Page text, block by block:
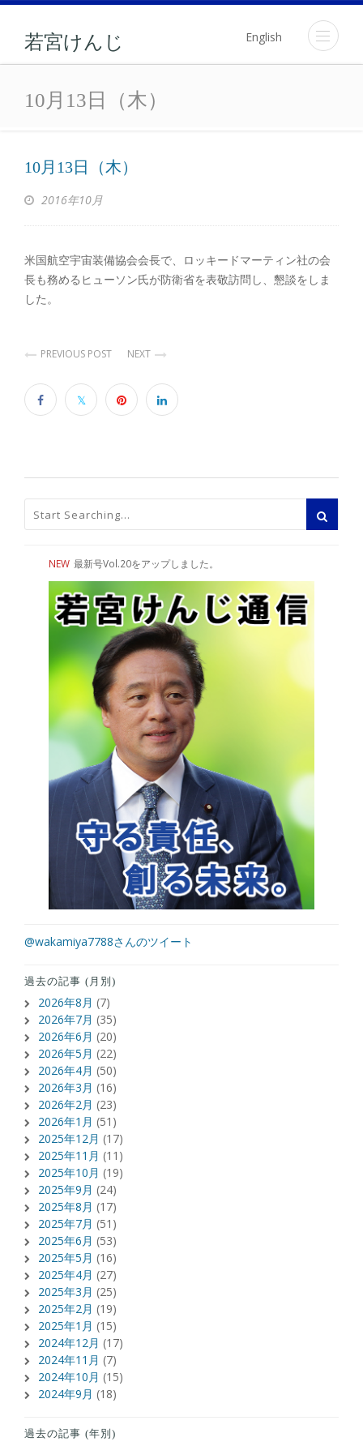
若宮けんじ English
10月13日（木）
10月13日（木）
10月13日（木）
2016年10月
米国航空宇宙装備協会会長で、ロッキードマーティン社の会
長も務めるヒューソン氏が防衛省を表敬訪問し、懇談をしま
した。
PREVIOUS POST NEXT
NEW 最新号Vol.20をアップしました。
@wakamiya7788さんのツイート
過去の記事 (月別)
2026年8月 (7)
2026年7月 (35)
2026年6月 (20)
2026年5月 (22)
2026年4月 (50)
2026年3月 (16)
2026年2月 (23)
2026年1月 (51)
2025年12月 (17)
2025年11月 (11)
2025年10月 (19)
2025年9月 (24)
2025年8月 (17)
2025年7月 (51)
2025年6月 (53)
2025年5月 (16)
2025年4月 (27)
2025年3月 (25)
2025年2月 (19)
2025年1月 (15)
2024年12月 (17)
2024年11月 (7)
2024年10月 (15)
2024年9月 (18)
過去の記事 (年別)